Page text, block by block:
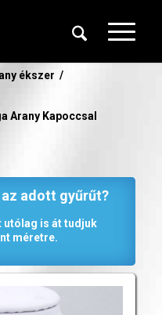
ékszer /
Arany Kapoccsal
az adott gyűrűt?
utólag is át tudjuk
méretre.